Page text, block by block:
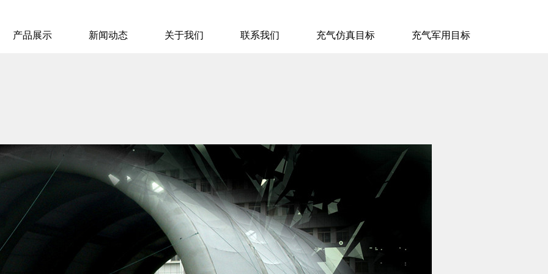
产品展示 新闻动态 关于我们 联系我们 充气仿真目标 充气军用目标